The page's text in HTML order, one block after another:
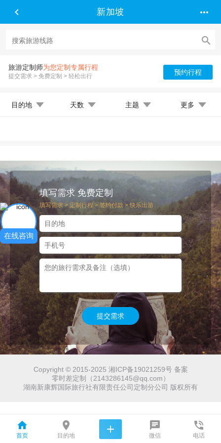
 新加坡 

旅游定制师为您定制专属行程
提交需求 > 免费定制 > 轻松出行 预约行程
目的地 天数 主题 更多
填写需求 免费定制
填写需求 > 定制行程 > 签约付款 > 快乐出游
提交需求
Copyright © 2015-2025 湘ICP备19021259号 备案
零时差定制（2143286145@qq.com）
湖南新康辉国际旅行社有限责任公司定制分公司 版权所有

首页

目的地
 
微信

电话
在线咨询